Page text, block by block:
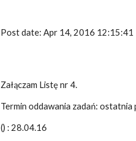
Post date: Apr 14, 2016 12:15:41
Załączam Listę nr 4.
Termin oddawania zadań: ostatnia
() : 28.04.16